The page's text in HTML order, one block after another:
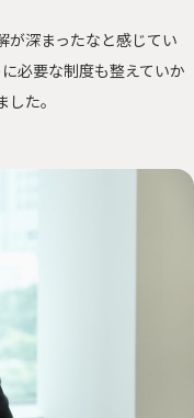
が深まったなと感じてい
必要な制度も整えていか
た。